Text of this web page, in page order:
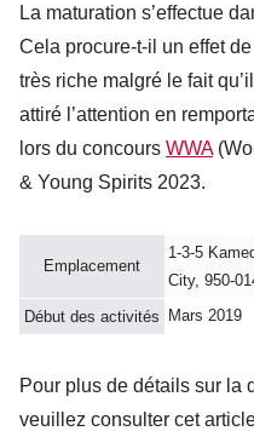
La maturation s’effectue
Cela procure-t-il un effet
très riche malgré le fait
attiré l’attention en
lors du concours WWA
& Young Spirits 2023.
Emplacement
1-3-5
City, 950-
Début des activités Mars 2019
Pour plus de détails sur la
veuillez consulter cet